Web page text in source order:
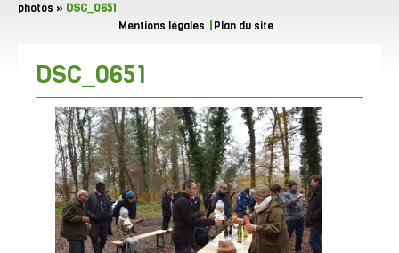
photos » DSC_0651
Mentions légales
Plan du site
DSC_0651